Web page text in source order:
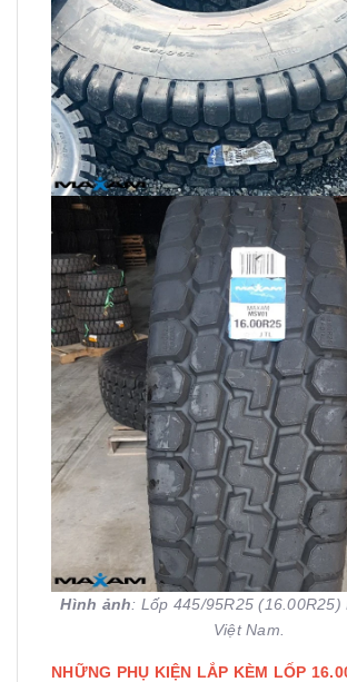
Hình ảnh: Lốp 445/95R25 (16.00R25)
Việt Nam.
NHỮNG PHỤ KIỆN LẮP KÈM LỐP